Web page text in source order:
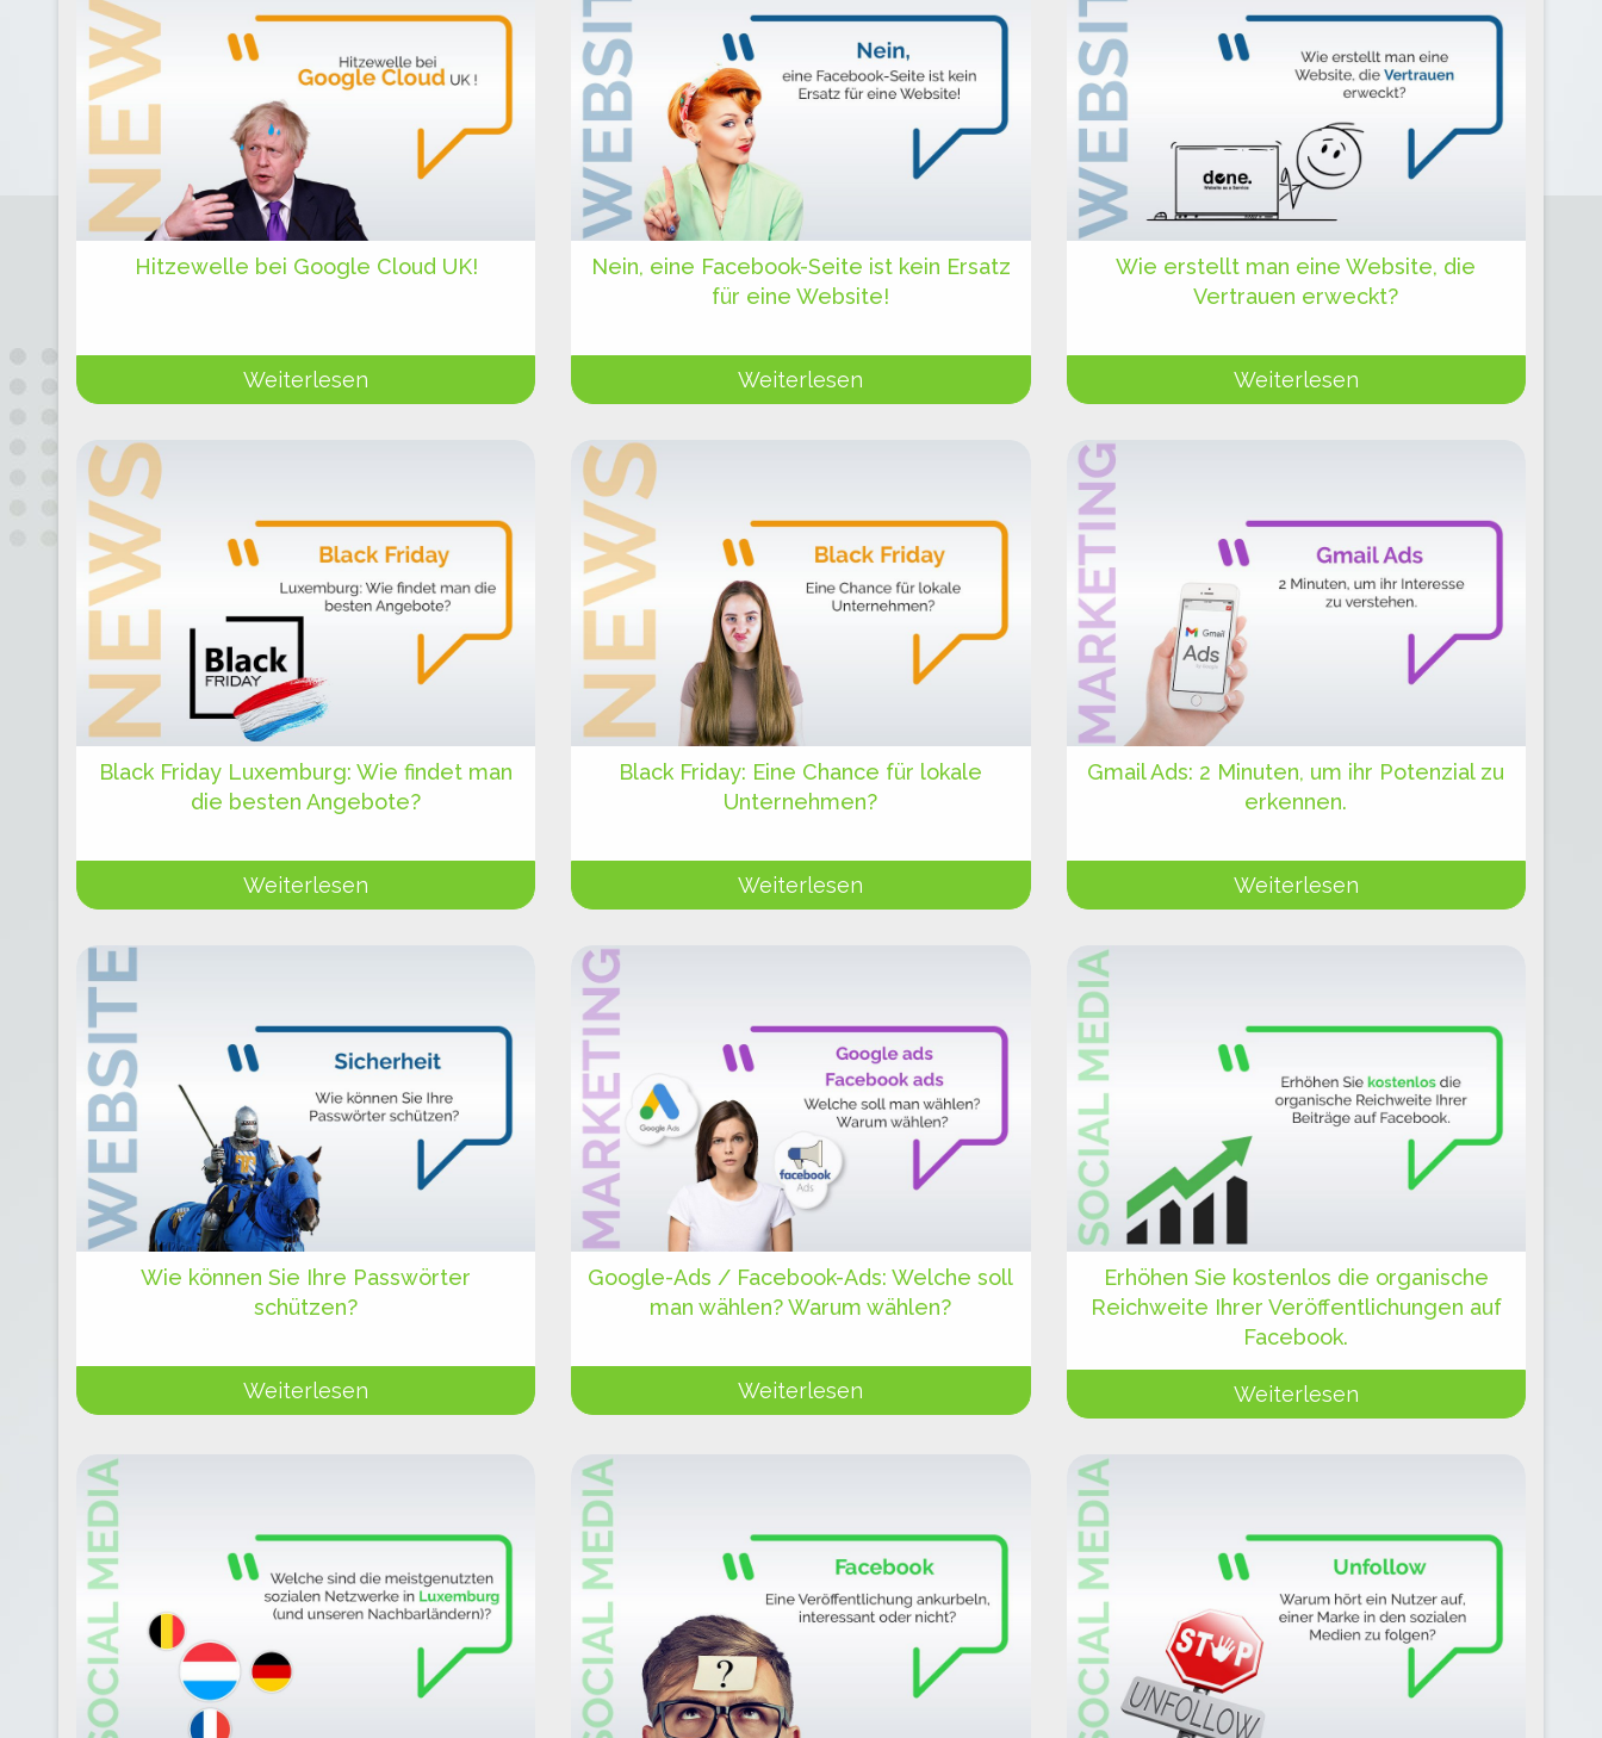
Hitzewelle bei Google Cloud UK!
Weiterlesen
Nein, eine Facebook-Seite ist kein Ersatz
für eine Website!
Weiterlesen
Wie erstellt man eine Website, die
Vertrauen erweckt?
Weiterlesen
Black Friday Luxemburg: Wie findet man
die besten Angebote?
Weiterlesen
Black Friday: Eine Chance für lokale
Unternehmen?
Weiterlesen
Gmail Ads: 2 Minuten, um ihr Potenzial zu
erkennen.
Weiterlesen
Wie können Sie Ihre Passwörter
schützen?
Weiterlesen
Google-Ads / Facebook-Ads: Welche soll
man wählen? Warum wählen?
Weiterlesen
Erhöhen Sie kostenlos die organische
Reichweite Ihrer Veröffentlichungen auf
Facebook.
Weiterlesen